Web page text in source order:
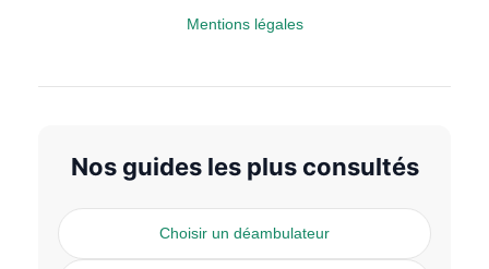
Mentions légales
Nos guides les plus consultés
Choisir un déambulateur